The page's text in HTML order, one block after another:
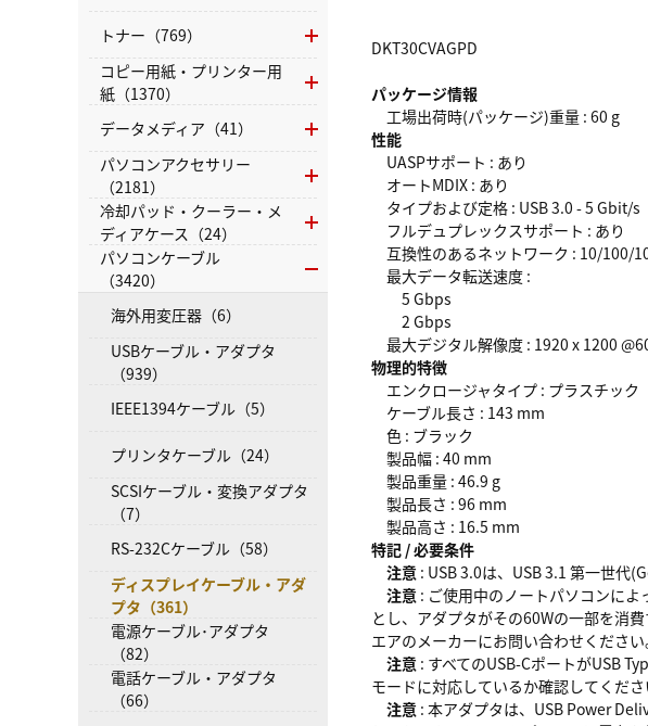
DKT30CVAGPD
パッケージ情報
工場出荷時(パッケージ)重量 : 60 g
性能
UASPサポート : あり
オートMDIX : あり
タイプおよび定格 : USB 3.0 - 5 Gbit/s
フルデュプレックスサポート : あり
互換性のあるネットワーク : 10/100/
最大データ転送速度 :
5 Gbps
2 Gbps
最大デジタル解像度 : 1920 x 1200
物理的特徴
エンクロージャタイプ : プラスチック
ケーブル長さ : 143 mm
色 : ブラック
製品幅 : 40 mm
製品重量 : 46.9 g
製品長さ : 96 mm
製品高さ : 16.5 mm
特記 / 必要条件
注意 : USB 3.0は、USB 3.1 第一世代
注意 : ご使用中のノートパソコンに
とし、アダプタがその60Wの一部を消
エアのメーカーにお問い合わせください
注意 : すべてのUSB-CポートがUSB
モードに対応しているか確認してくださ
注意 : 本アダプタは、USB Power
トナー（769）
コピー用紙・プリンター用
紙（1370）
データメディア（41）
パソコンアクセサリー
（2181）
冷却パッド・クーラー・メ
ディアケース（24）
パソコンケーブル
（3420）
海外用変圧器（6）
USBケーブル・アダプタ
（939）
IEEE1394ケーブル（5）
プリンタケーブル（24）
SCSIケーブル・変換アダプタ
（7）
RS-232Cケーブル（58）
ディスプレイケーブル・アダ
プタ（361）
電源ケーブル･アダプタ
（82）
電話ケーブル・アダプタ
（66）